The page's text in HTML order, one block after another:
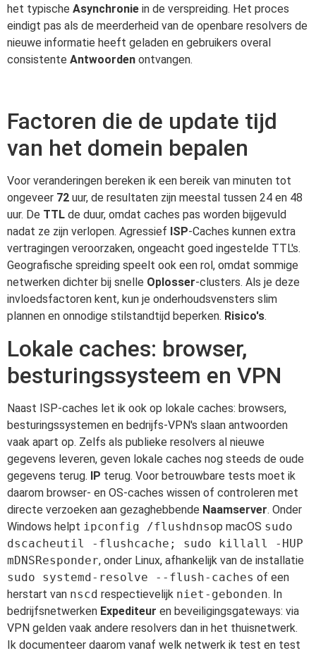
het typische Asynchronie in de verspreiding. Het proces
eindigt pas als de meerderheid van de openbare resolvers de
nieuwe informatie heeft geladen en gebruikers overal
consistente Antwoorden ontvangen.
Factoren die de update tijd
van het domein bepalen
Voor veranderingen bereken ik een bereik van minuten tot
ongeveer 72 uur, de resultaten zijn meestal tussen 24 en 48
uur. De TTL de duur, omdat caches pas worden bijgevuld
nadat ze zijn verlopen. Agressief ISP-Caches kunnen extra
vertragingen veroorzaken, ongeacht goed ingestelde TTL's.
Geografische spreiding speelt ook een rol, omdat sommige
netwerken dichter bij snelle Oplosser-clusters. Als je deze
invloedsfactoren kent, kun je onderhoudsvensters slim
plannen en onnodige stilstandtijd beperken. Risico's.
Lokale caches: browser,
besturingssysteem en VPN
Naast ISP-caches let ik ook op lokale caches: browsers,
besturingssystemen en bedrijfs-VPN's slaan antwoorden
vaak apart op. Zelfs als publieke resolvers al nieuwe
gegevens leveren, geven lokale caches nog steeds de oude
gegevens terug. IP terug. Voor betrouwbare tests moet ik
daarom browser- en OS-caches wissen of controleren met
directe verzoeken aan gezaghebbende Naamserver. Onder
Windows helpt ipconfig /flushdnsop macOS sudo
dscacheutil -flushcache; sudo killall -HUP
mDNSResponder, onder Linux, afhankelijk van de installatie
sudo systemd-resolve --flush-caches of een
herstart van nscd respectievelijk niet-gebonden. In
bedrijfsnetwerken Expediteur en beveiligingsgateways: via
VPN gelden vaak andere resolvers dan in het thuisnetwerk.
Ik documenteer daarom vanaf welk netwerk ik test en test